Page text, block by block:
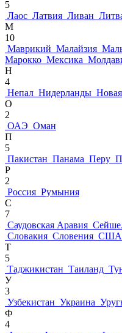
5
Лаос Латвия Ливан
М
10
Маврикий Малайзия
Марокко Мексика
Н
4
Непал Нидерланды
О
2
ОАЭ Оман
П
5
Пакистан Панама Перу
Р
2
Россия Румыния
С
7
Саудовская Аравия
Словакия Словения США
Т
5
Таджикистан Таиланд
У
3
Узбекистан Украина
Ф
4